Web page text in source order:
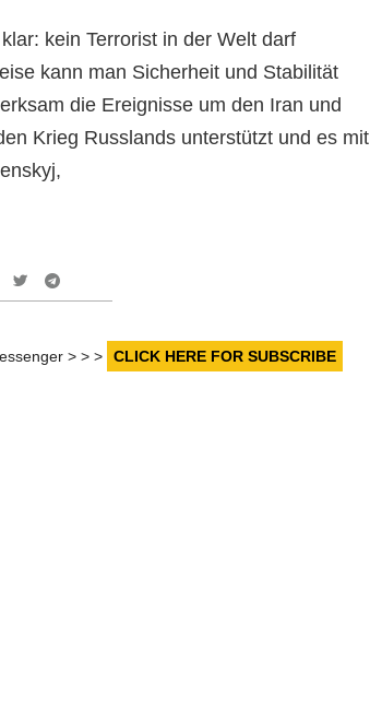
kein Terrorist in der Welt darf
kann man Sicherheit und Stabilität
die Ereignisse um den Iran und
Krieg Russlands unterstützt und es mit
> > > CLICK HERE FOR SUBSCRIBE